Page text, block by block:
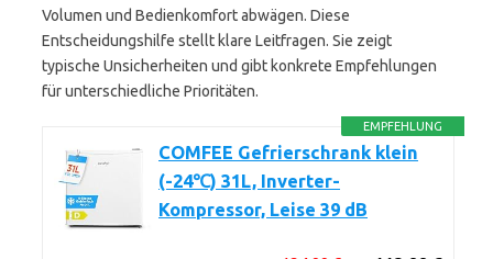
Volumen und Bedienkomfort abwägen. Diese
Entscheidungshilfe stellt klare Leitfragen. Sie zeigt
typische Unsicherheiten und gibt konkrete Empfehlungen
für unterschiedliche Prioritäten.
EMPFEHLUNG
COMFEE Gefrierschrank klein
(-24℃) 31L, Inverter-
Kompressor, Leise 39 dB